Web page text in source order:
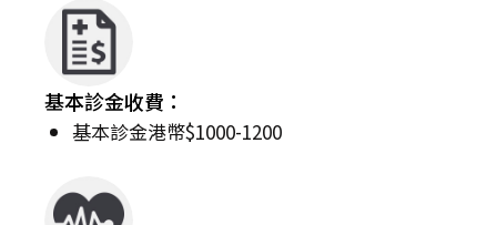
基本診金收費：
基本診金港幣$1000-1200